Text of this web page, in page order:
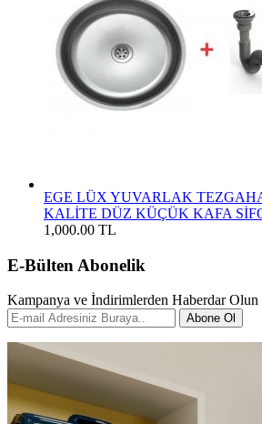
EGE LÜX YUVARLAK
KALİTE DÜZ KÜÇÜK KAFA
1,000.00 TL
E-Bülten Abonelik
Kampanya ve İndirimlerden Haberdar Olun
Abone Ol